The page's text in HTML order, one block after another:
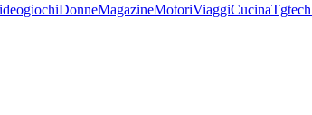
DonneMagazineMotoriViaggiCucinaTgtech